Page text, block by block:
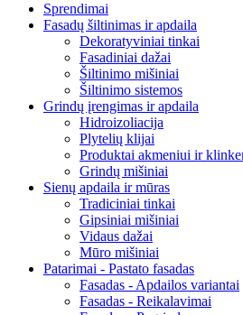
Sprendimai
Fasadų šiltinimas ir apdaila
Dekoratyviniai tinkai
Fasadiniai dažai
Šiltinimo mišiniai
Šiltinimo sistemos
Grindų įrengimas ir apdaila
Hidroizoliacija
Plytelių klijai
Produktai akmeniui ir
Grindų mišiniai
Sienų apdaila ir mūras
Tradiciniai tinkai
Gipsiniai mišiniai
Vidaus dažai
Mūro mišiniai
Patarimai - Pastato fasadas
Fasadas - Apdailos variantai
Fasadas - Reikalavimai